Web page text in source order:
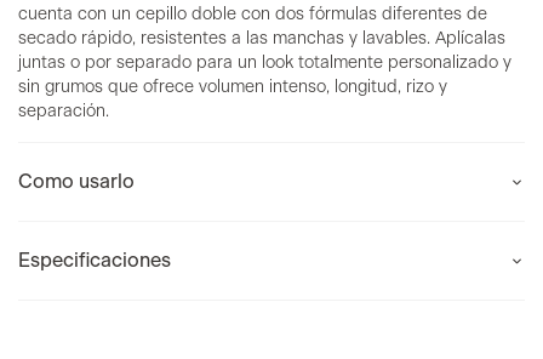
cuenta con un cepillo doble con dos fórmulas diferentes de
secado rápido, resistentes a las manchas y lavables. Aplícalas
juntas o por separado para un look totalmente personalizado y
sin grumos que ofrece volumen intenso, longitud, rizo y
separación.
Como usarlo
Especificaciones